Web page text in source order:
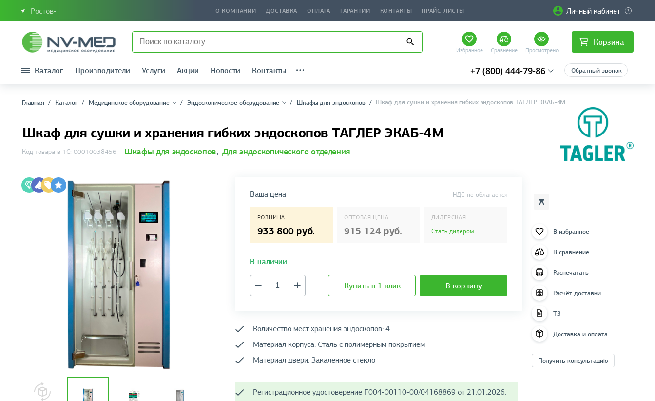
Ростов-на-Дону или Южный Федеральный округ О КОМПАНИИ ДОСТАВКА ОПЛАТА ГАРАНТИИ КОНТАКТЫ ПРАЙС-ЛИСТЫ Личный кабинет
Избранное Сравнение Просмотрено
Корзина
Каталог Производители Услуги Акции Новости Контакты +7 (800) 444-79-86 Обратный звонок
Главная Каталог Медицинское оборудование Эндоскопическое оборудование Шкафы для эндоскопов Шкаф для сушки и хранения гибких эндоскопов ТАГЛЕР ЭКАБ-4М
Шкаф для сушки и хранения гибких эндоскопов ТАГЛЕР ЭКАБ-4М
Код товара в 1С: 00010038456 Шкафы для эндоскопов, Для эндоскопического отделения
Ваша цена НДС не облагается
РОЗНИЦА
933 800 руб.
ОПТОВАЯ ЦЕНА
915 124 руб.
ДИЛЕРСКАЯ
Стать дилером
В наличии
Купить в 1 клик В корзину
Количество мест хранения эндоскопов: 4
Материал корпуса: Сталь с полимерным покрытием
Материал двери: Закалённое стекло
Регистрационное удостоверение Г004-00110-00/04168869 от 21.01.2026.
В избранное
В сравнение
Распечатать
Расчёт доставки
ТЗ
Доставка и оплата
Получить консультацию